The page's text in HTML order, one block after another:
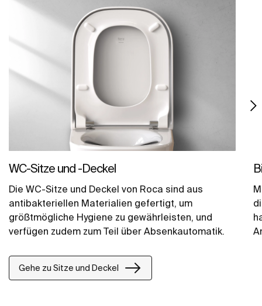
WC-Sitze und -Deckel
Die WC-Sitze und Deckel von Roca sind aus
antibakteriellen Materialien gefertigt, um
größtmögliche Hygiene zu gewährleisten, und
verfügen zudem zum Teil über Absenkautomatik.
Gehe zu Sitze und Deckel